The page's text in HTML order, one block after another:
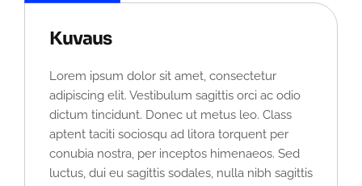
Kuvaus
Lorem ipsum dolor sit amet, consectetur
adipiscing elit. Vestibulum sagittis orci ac odio
dictum tincidunt. Donec ut metus leo. Class
aptent taciti sociosqu ad litora torquent per
conubia nostra, per inceptos himenaeos. Sed
luctus, dui eu sagittis sodales, nulla nibh sagittis